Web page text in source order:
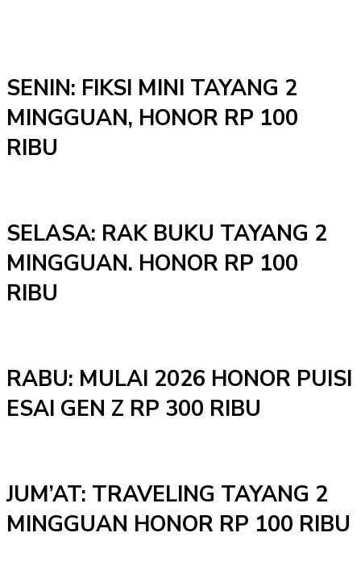
SENIN: FIKSI MINI TAYANG 2
MINGGUAN, HONOR RP 100
RIBU
SELASA: RAK BUKU TAYANG 2
MINGGUAN. HONOR RP 100
RIBU
RABU: MULAI 2026 HONOR PUISI
ESAI GEN Z RP 300 RIBU
JUM’AT: TRAVELING TAYANG 2
MINGGUAN HONOR RP 100 RIBU